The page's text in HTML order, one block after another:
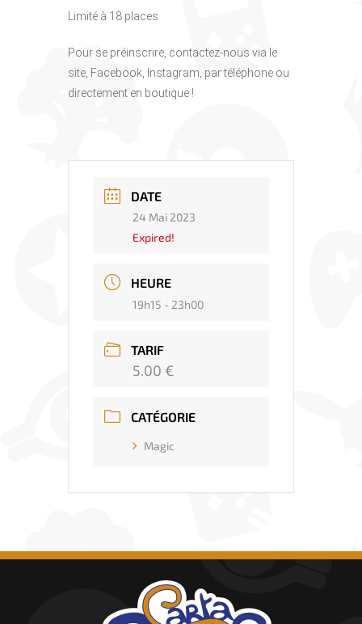
Limité à 18 places
Pour se préinscrire, contactez-nous via le
site, Facebook, Instagram, par téléphone ou
directement en boutique !
DATE
24 Mai 2023
Expired!
HEURE
19h15 - 23h00
TARIF
5.00 €
CATÉGORIE
Magic